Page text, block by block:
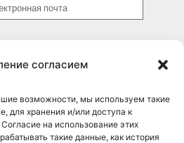
согласием
возможности, мы используем такие
для хранения и/или доступа к
на использование этих
такие данные, как история